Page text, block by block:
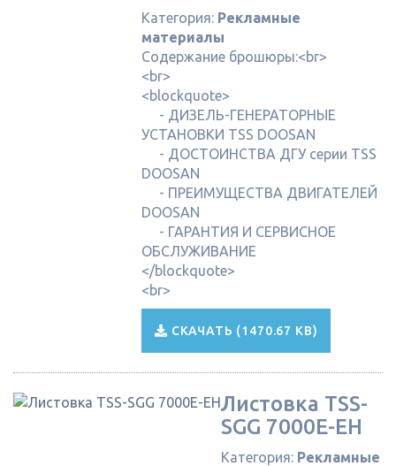
Категория: Рекламные
материалы
Содержание брошюры:<br>
<br>
<blockquote>
- ДИЗЕЛЬ-ГЕНЕРАТОРНЫЕ
УСТАНОВКИ TSS DOOSAN
- ДОСТОИНСТВА ДГУ серии TSS
DOOSAN
- ПРЕИМУЩЕСТВА ДВИГАТЕЛЕЙ
DOOSAN
- ГАРАНТИЯ И СЕРВИСНОЕ
ОБСЛУЖИВАНИЕ
</blockquote>
<br>
СКАЧАТЬ (1470.67 KB)
Листовка TSS-
SGG 7000E-EH
Категория: Рекламные